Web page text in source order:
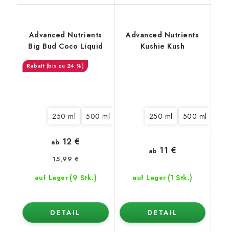
Advanced Nutrients
Big Bud Coco Liquid
(bis zu 24 %)
250 ml 500 ml 10 l 20 l
auf Lager (9 Stk.)
ab 12 €
15,99 €
DETAIL
Advanced Nutrients
Kushie Kush
250 ml 500 ml
auf Lager (1 Stk.)
ab 11 €
DETAIL